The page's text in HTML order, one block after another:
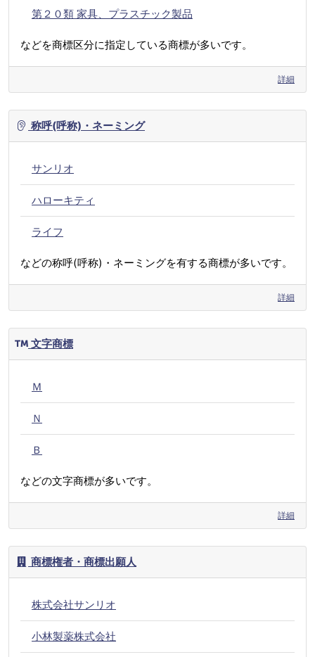
第２０類 家具、プラスチック製品
などを商標区分に指定している商標が多いです。
詳細
称呼(呼称)・ネーミング
サンリオ
ハローキティ
ライフ
などの称呼(呼称)・ネーミングを有する商標が多いです。
詳細
文字商標
Ｍ
Ｎ
Ｂ
などの文字商標が多いです。
詳細
商標権者・商標出願人
株式会社サンリオ
小林製薬株式会社